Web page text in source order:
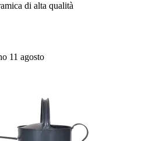
di alta qualità
11 agosto